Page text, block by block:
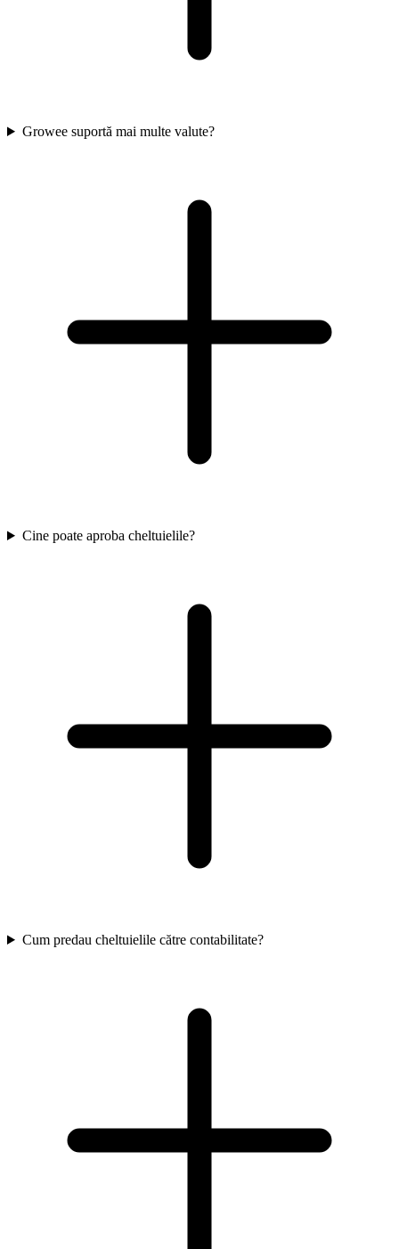
Growee suportă mai multe valute?
Cine poate aproba cheltuielile?
Cum predau cheltuielile către contabilitate?